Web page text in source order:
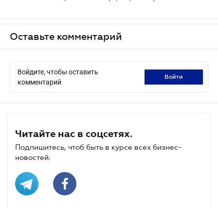
Оставьте комментарий
Войдите, чтобы оставить
комментарий
войти
Читайте нас в соцсетях.
Подпишитесь, чтоб быть в курсе всех бизнес-
новостей.